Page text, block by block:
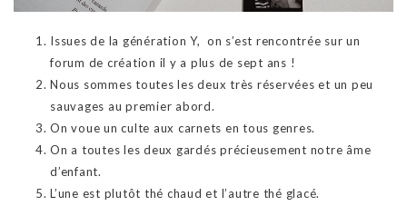
Issues de la génération Y, on s’est rencontrée sur un
forum de création il y a plus de sept ans !
Nous sommes toutes les deux très réservées et un peu
sauvages au premier abord.
On voue un culte aux carnets en tous genres.
On a toutes les deux gardés précieusement notre âme
d’enfant.
L’une est plutôt thé chaud et l’autre thé glacé.